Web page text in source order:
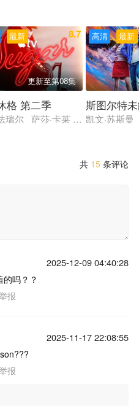
特 才那扎·乌奇 阿维·纳什 亚
最新 8.7
更新至第08集
格 第二季
瑞尔 萨莎·卡莱 托尼·达尔顿
最新
高清
斯图尔特
凯文·苏斯
共 15 条评论
2025-12-09 04:40:28
吗？？
报
2025-11-17 22:08:55
报